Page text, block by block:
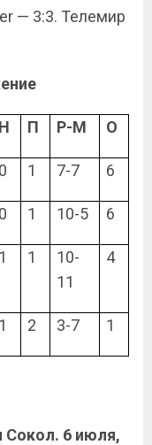
— 3:3. Телемир
Н П Р-М О
0 1 7-7 6
0 1 10-5 6
1 1
10-
11
4
1 2 3-7 1
Сокол. 6 июля,